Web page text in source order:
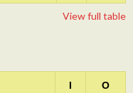
View full table
І О